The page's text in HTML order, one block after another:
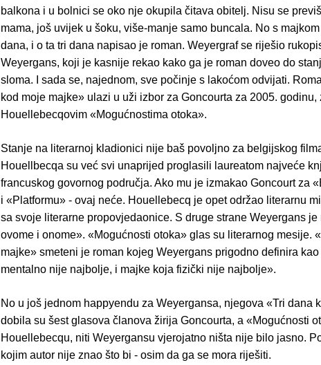
balkona i u bolnici se oko nje okupila čitava obitelj. Nisu se
mama, još uvijek u šoku, više-manje samo buncala. No s
dana, i o ta tri dana napisao je roman. Weyergraf se riješio
Weyergans, koji je kasnije rekao kako ga je roman doveo do
sloma. I sada se, najednom, sve počinje s lakoćom odvijati.
kod moje majke» ulazi u uži izbor za Goncourta za 2005. godinu,
Houellebecqovim «Mogućnostima otoka».
Stanje na literarnoj kladionici nije baš povoljno za belgijskog
Houellbecqa su već svi unaprijed proglasili laureatom najveće
francuskog govornog područja. Ako mu je izmakao Goncourt za
i «Platformu» - ovaj neće. Houellebecq je opet održao literarnu
sa svoje literarne propovjedaonice. S druge strane Weyergans
ovome i onome». «Mogućnosti otoka» glas su literarnog mesije.
majke» smeteni je roman kojeg Weyergans prigodno definira
mentalno nije najbolje, i majke koja fizički nije najbolje».
No u još jednom happyendu za Weyergansa, njegova «Tri dana
dobila su šest glasova članova žirija Goncourta, a «Mogućnosti
Houellebecqu, niti Weyergansu vjerojatno ništa nije bilo jasno.
kojim autor nije znao što bi - osim da ga se mora riješiti.